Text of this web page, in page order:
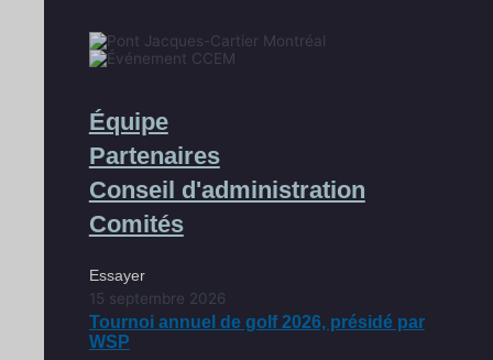
Équipe
Partenaires
Conseil d'administration
Comités
Essayer
15 septembre 2026
Tournoi annuel de golf 2026, présidé par
WSP